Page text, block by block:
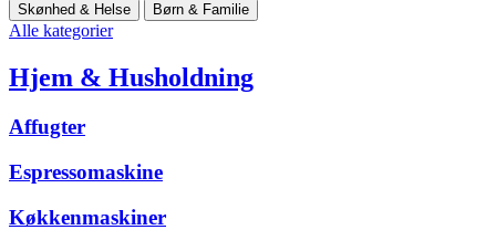
Skønhed & Helse
Børn & Familie
Alle kategorier
Hjem & Husholdning
Affugter
Espressomaskine
Køkkenmaskiner